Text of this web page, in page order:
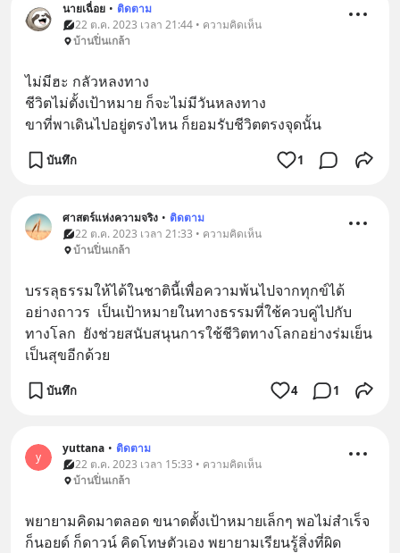
นายเฉื่อย • ติดตาม
22 ต.ค. 2023 เวลา 21:44 • ความคิดเห็น
บ้านปิ่นเกล้า
ไม่มีฮะ กลัวหลงทาง
ชีวิตไม่ตั้งเป้าหมาย ก็จะไม่มีวันหลงทาง
ขาที่พาเดินไปอยู่ตรงไหน ก็ยอมรับชีวิตตรงจุดนั้น
บันทึก 1
ศาสตร์แห่งความจริง • ติดตาม
22 ต.ค. 2023 เวลา 21:33 • ความคิดเห็น
บ้านปิ่นเกล้า
บรรลุธรรมให้ได้ในชาตินี้เพื่อความพ้นไปจากทุกข์ได้
อย่างถาวร  เป็นเป้าหมายในทางธรรมที่ใช้ควบคู่ไปกับ
ทางโลก  ยังช่วยสนับสนุนการใช้ชีวิตทางโลกอย่างร่มเย็น
เป็นสุขอีกด้วย
บันทึก 4 1
y
yuttana • ติดตาม
22 ต.ค. 2023 เวลา 15:33 • ความคิดเห็น
บ้านปิ่นเกล้า
พยายามคิดมาตลอด ขนาดตั้งเป้าหมายเล็กๆ พอไม่สำเร็จ
ก็นอยด์ ก็ดาวน์ คิดโทษตัวเอง พยายามเรียนรู้สิ่งที่ผิด